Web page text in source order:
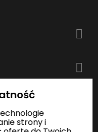
strony i